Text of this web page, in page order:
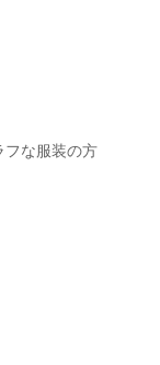
な服装の方